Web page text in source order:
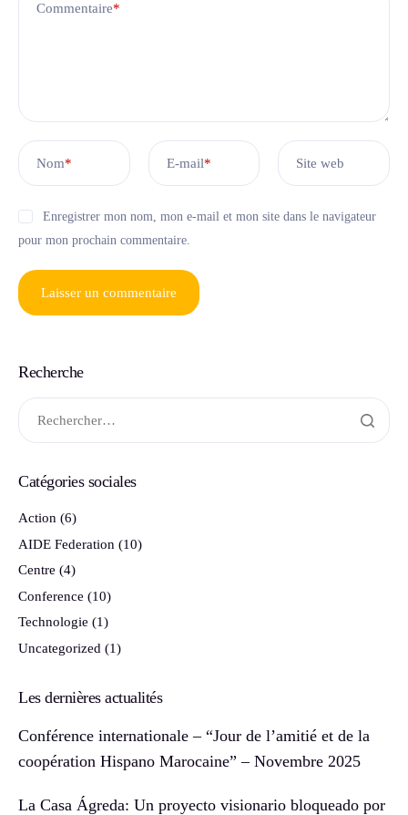
Commentaire*
Nom* E-mail* Site web
Enregistrer mon nom, mon e-mail et mon site dans le navigateur
pour mon prochain commentaire.
Recherche
Catégories sociales
Action (6)
AIDE Federation (10)
Centre (4)
Conference (10)
Technologie (1)
Uncategorized (1)
Les dernières actualités
Conférence internationale – “Jour de l’amitié et de la
coopération Hispano Marocaine” – Novembre 2025
La Casa Ágreda: Un proyecto visionario bloqueado por